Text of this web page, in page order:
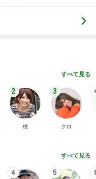
すべて見る
2
桃
3
クロ
すべて見る
4 5